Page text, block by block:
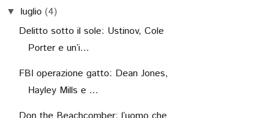
▼ luglio (4)
Delitto sotto il sole: Ustinov, Cole
Porter e un’i...
FBI operazione gatto: Dean Jones,
Hayley Mills e ...